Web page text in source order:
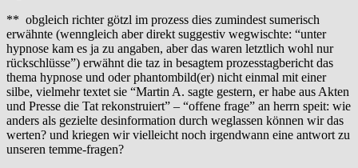
** obgleich richter götzl im prozess dies zumindest sumerisch
erwähnte (wenngleich aber direkt suggestiv wegwischte: “unter
hypnose kam es ja zu angaben, aber das waren letztlich wohl nur
rückschlüsse”) erwähnt die taz in besagtem prozesstagbericht das
thema hypnose und oder phantombild(er) nicht einmal mit einer
silbe, vielmehr textet sie “Martin A. sagte gestern, er habe aus Akten
und Presse die Tat rekonstruiert” – “offene frage” an herrn speit: wie
anders als gezielte desinformation durch weglassen können wir das
werten? und kriegen wir vielleicht noch irgendwann eine antwort zu
unseren temme-fragen?